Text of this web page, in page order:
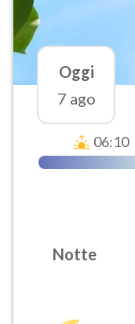
Oggi
7 ago
06:10
Notte